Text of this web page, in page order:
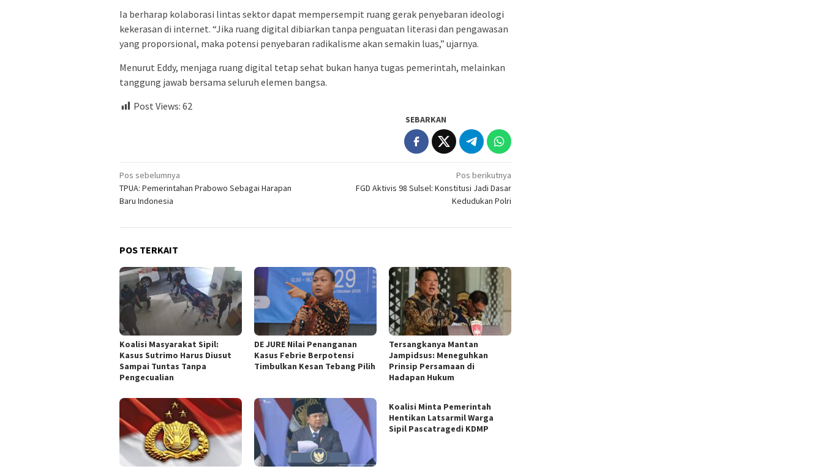
Ia berharap kolaborasi lintas sektor dapat mempersempit ruang gerak penyebaran ideologi
kekerasan di internet. “Jika ruang digital dibiarkan tanpa penguatan literasi dan pengawasan
yang proporsional, maka potensi penyebaran radikalisme akan semakin luas,” ujarnya.
Menurut Eddy, menjaga ruang digital tetap sehat bukan hanya tugas pemerintah, melainkan
tanggung jawab bersama seluruh elemen bangsa.
Post Views: 62
SEBARKAN
Navigasi
pos
Pos sebelumnya
TPUA: Pemerintahan Prabowo Sebagai Harapan
Baru Indonesia
Pos berikutnya
FGD Aktivis 98 Sulsel: Konstitusi Jadi Dasar
Kedudukan Polri
POS TERKAIT
Koalisi Masyarakat Sipil:
Kasus Sutrimo Harus Diusut
Sampai Tuntas Tanpa
Pengecualian
DE JURE Nilai Penanganan
Kasus Febrie Berpotensi
Timbulkan Kesan Tebang Pilih
Tersangkanya Mantan
Jampidsus: Meneguhkan
Prinsip Persamaan di
Hadapan Hukum
Koalisi Minta Pemerintah
Hentikan Latsarmil Warga
Sipil Pascatragedi KDMP